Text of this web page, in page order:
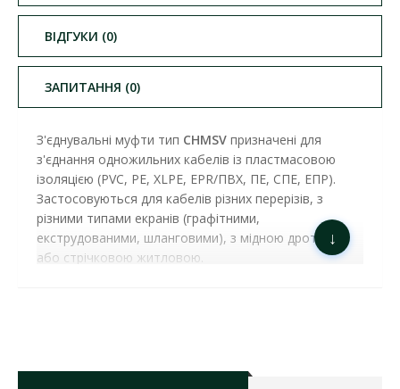
ВІДГУКИ (0)
ЗАПИТАННЯ (0)
З'єднувальні муфти тип CHMSV призначені для
з'єднання одножильних кабелів із пластмасовою
ізоляцією (PVC, PE, XLPE, EPR/ПВХ, ПЕ, СПЕ, ЕПР).
Застосовуються для кабелів різних перерізів, з
різними типами екранів (графітними,
екструдованими, шланговими), з мідною дротяною
або стрічковою житловою.
на зрізі напівпровідного шару з використанням
↓